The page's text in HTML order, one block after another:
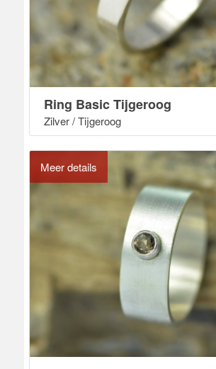
Ring Basic Tijgeroog
Zilver / Tijgeroog
Meer details